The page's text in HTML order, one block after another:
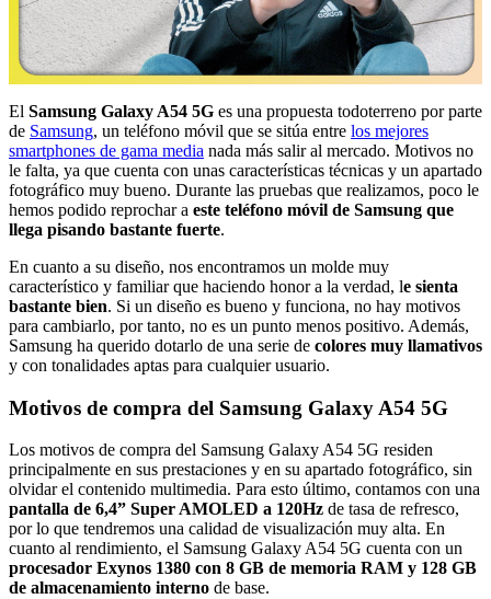
El Samsung Galaxy A54 5G es una propuesta todoterreno por parte
de Samsung, un teléfono móvil que se sitúa entre los mejores
smartphones de gama media nada más salir al mercado. Motivos no
le falta, ya que cuenta con unas características técnicas y un apartado
fotográfico muy bueno. Durante las pruebas que realizamos, poco le
hemos podido reprochar a este teléfono móvil de Samsung que
llega pisando bastante fuerte.
En cuanto a su diseño, nos encontramos un molde muy
característico y familiar que haciendo honor a la verdad, le sienta
bastante bien. Si un diseño es bueno y funciona, no hay motivos
para cambiarlo, por tanto, no es un punto menos positivo. Además,
Samsung ha querido dotarlo de una serie de colores muy llamativos
y con tonalidades aptas para cualquier usuario.
Motivos de compra del Samsung Galaxy A54 5G
Los motivos de compra del Samsung Galaxy A54 5G residen
principalmente en sus prestaciones y en su apartado fotográfico, sin
olvidar el contenido multimedia. Para esto último, contamos con una
pantalla de 6,4” Super AMOLED a 120Hz de tasa de refresco,
por lo que tendremos una calidad de visualización muy alta. En
cuanto al rendimiento, el Samsung Galaxy A54 5G cuenta con un
procesador Exynos 1380 con 8 GB de memoria RAM y 128 GB
de almacenamiento interno de base.